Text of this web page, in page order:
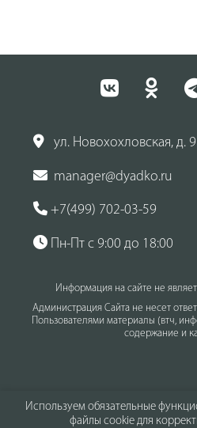
Используем обязательные
файлы cookie для
ул. Новохохловская, д.
manager@dyadko.ru
+7(499) 702-03-59
Пн-Пт с 9:00 до 18:00
Информация на сайте не
Администрация Сайта не несет
Пользователями материалы (втч,
содержание и